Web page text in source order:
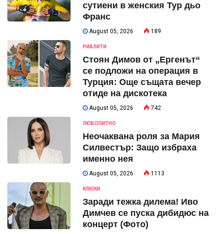
сутиени в женския Тур дьо
Франс
August 05, 2026 189
РИАЛИТИ
Стоян Димов от „Ергенът“
се подложи на операция в
Турция: Още същата вечер
отиде на дискотека
August 05, 2026 742
ЛЮБОПИТНО
Неочаквана роля за Мария
Силвестър: Защо избраха
именно нея
August 05, 2026 1113
КЛЮКИ
Заради тежка дилема! Иво
Димчев се пуска дибидюс на
концерт (Фото)